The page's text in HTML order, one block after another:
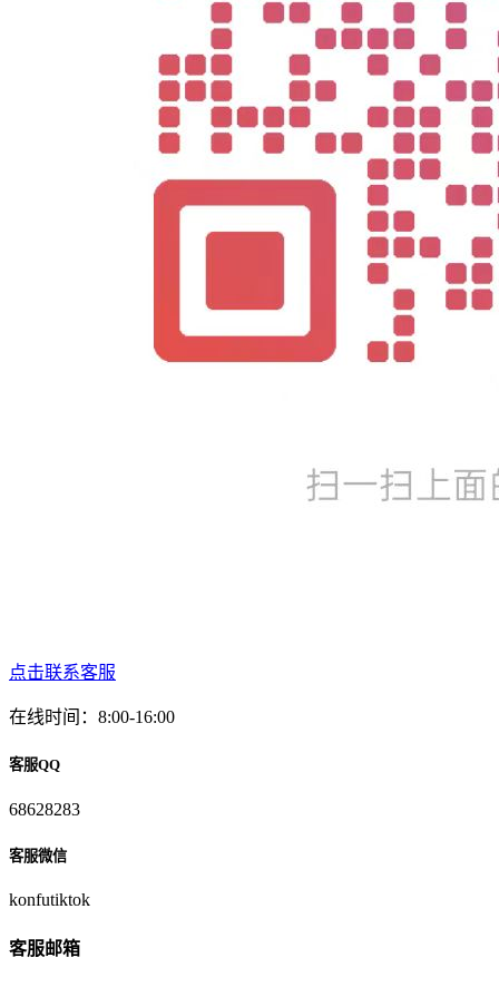
点击联系客服
在线时间：8:00-16:00
客服QQ
68628283
客服微信
konfutiktok
客服邮箱